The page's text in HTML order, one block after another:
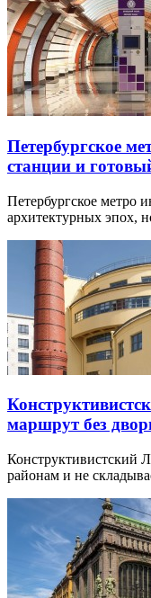
Петербургское
станции и
Петербургское метро
архитектурных эпох,
маршрут без
Конструктивистский
районам и не